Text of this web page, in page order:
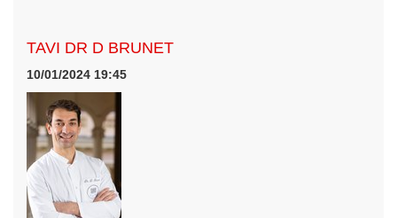
TAVI DR D BRUNET
10/01/2024 19:45